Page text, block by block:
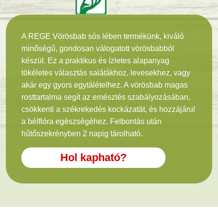
A REGE Vörösbab sós lében termékünk, kiváló
minőségű, gondosan válogatott vörösbabból
készül. Ez a praktikus és ízletes alapanyag
tökéletes választás salátákhoz, levesekhez, vagy
akár egy gyors egytálételhez. A vörösbab magas
rosttartalma segít az emésztés szabályozásában,
csökkenti a székrekedés kockázatát, és hozzájárul
a bélflóra egészségéhez. Felbontás után
hűtőszekrényben 2 napig tárolható.
Hol kapható?